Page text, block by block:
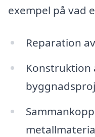
exempel på vad
Reparation
Konstruktion